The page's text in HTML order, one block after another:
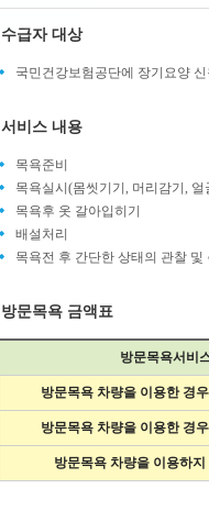
수급자 대상
국민건강보험공단에 장기요양 신
서비스 내용
목욕준비
목욕실시(몸씻기기, 머리감기, 얼
목욕후 옷 갈아입히기
배설처리
목욕전 후 간단한 상태의 관찰 및
방문목욕 금액표
방문목욕서비
방문목욕 차량을 이용한 경
방문목욕 차량을 이용한 경
방문목욕 차량을 이용하